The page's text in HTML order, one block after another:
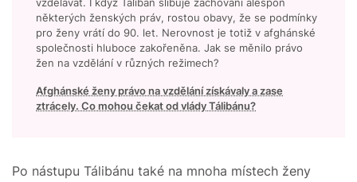
některých ženských práv, rostou obavy, že se podmínky
pro ženy vrátí do 90. let. Nerovnost je totiž v afghánské
společnosti hluboce zakořeněna. Jak se měnilo právo
žen na vzdělání v různých režimech?
Afghánské ženy právo na vzdělání získávaly a zase
ztrácely. Co mohou čekat od vlády Tálibánu?
Po nástupu Tálibánu také na mnoha místech ženy